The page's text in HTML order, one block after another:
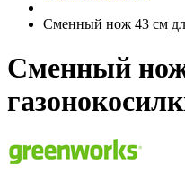
Сменный нож 43 см
Сменный